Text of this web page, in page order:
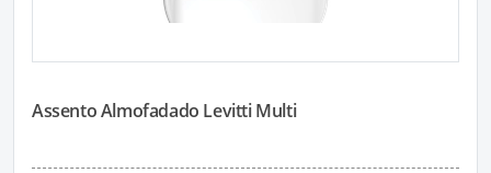
Assento Almofadado Levitti Multi